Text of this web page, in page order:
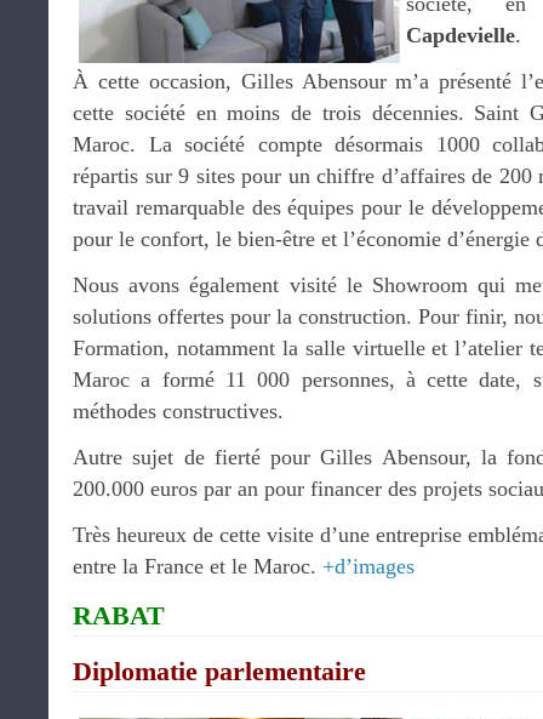
Capdevielle.
À cette occasion, Gilles Abensour m’a présenté
cette société en moins de trois décennies. Saint
Maroc. La société compte désormais 1000
répartis sur 9 sites pour un chiffre d’affaires de 200
travail remarquable des équipes pour le
pour le confort, le bien-être et l’économie d’énergie
Nous avons également visité le Showroom qui
solutions offertes pour la construction. Pour finir,
Formation, notamment la salle virtuelle et l’atelier
Maroc a formé 11 000 personnes, à cette date,
méthodes constructives.
Autre sujet de fierté pour Gilles Abensour, la
200.000 euros par an pour financer des projets
Très heureux de cette visite d’une entreprise
entre la France et le Maroc. +d’images
RABAT
Diplomatie parlementaire